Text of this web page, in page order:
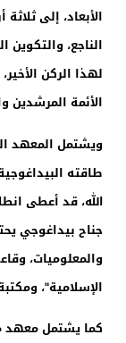
الأبعاد، إلى
الناجع،
لهذا الركن
الأئمة المرشدين
جناح بيداغوجي
والمعلوميات،
الإسلامية"،
كما يشتمل معهد